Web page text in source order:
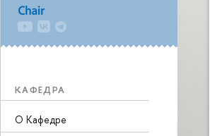
КАФЕДРА
О Кафедре